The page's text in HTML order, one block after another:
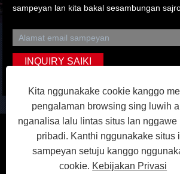
sampeyan lan kita bakal sesambungan
Hak Cipta © 2023 Dongguan Qihang
Co.,Ltd. Kabeh hak dilindhungi
Kita nggunakake cookie kanggo
pengalaman browsing sing luwih
nganalisa lalu lintas situs lan nggawe
pribadi. Kanthi nggunakake situs
sampeyan setuju kanggo
cookie. Kebijakan Privasi